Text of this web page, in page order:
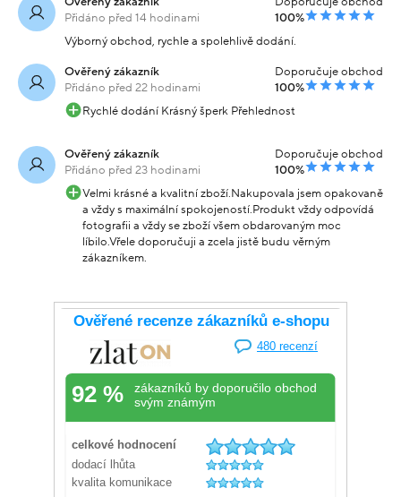
Přidáno před 14 hodinami
100%
Výborný obchod, rychle a spolehlivě dodání.
Ověřený zákazník
Přidáno před 22 hodinami
Doporučuje obchod
100%
Rychlé dodání Krásný šperk Přehlednost
Ověřený zákazník
Přidáno před 23 hodinami
Doporučuje obchod
100%
Velmi krásné a kvalitní zboží.Nakupovala jsem opakovaně
a vždy s maximální spokojeností.Produkt vždy odpovídá
fotografii a vždy se zboží všem obdarovaným moc
líbilo.Vřele doporučuji a zcela jistě budu věrným
zákazníkem.